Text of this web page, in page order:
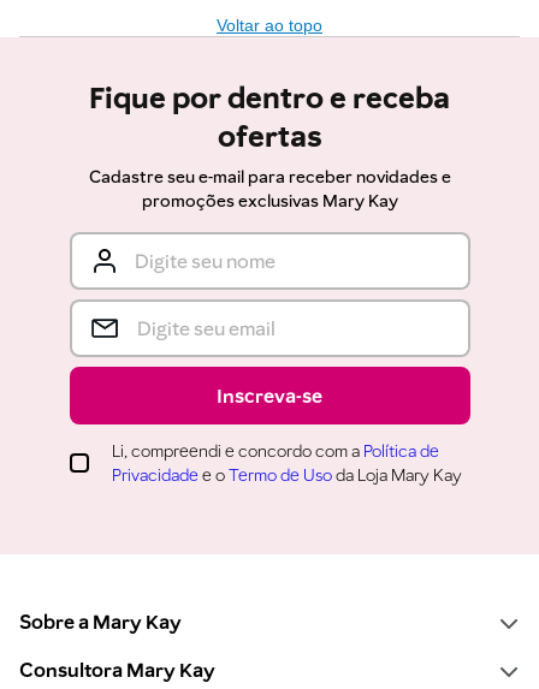
Voltar ao topo
Fique por dentro e receba
ofertas
Cadastre seu e-mail para receber novidades e
promoções exclusivas Mary Kay
Inscreva-se
Li, compreendi e concordo com a Política de
Privacidade e oTermo de Usoda Loja Mary Kay
Sobre a Mary Kay
Consultora Mary Kay